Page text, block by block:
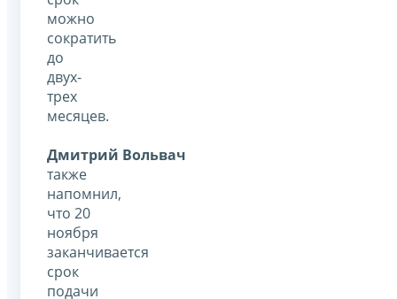
можно
сократить
до
двух-
трех
месяцев.
Дмитрий Вольвач
также
напомнил,
что 20
ноября
заканчивается
срок
подачи